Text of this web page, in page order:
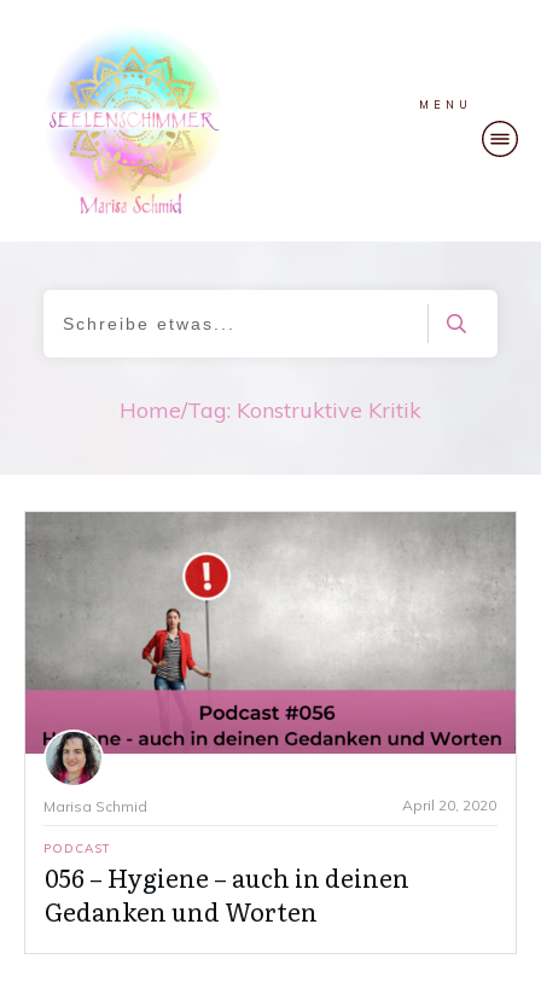
MENU
Home/Tag: Konstruktive Kritik
Marisa Schmid April 20, 2020
PODCAST
056 – Hygiene – auch in deinen
Gedanken und Worten